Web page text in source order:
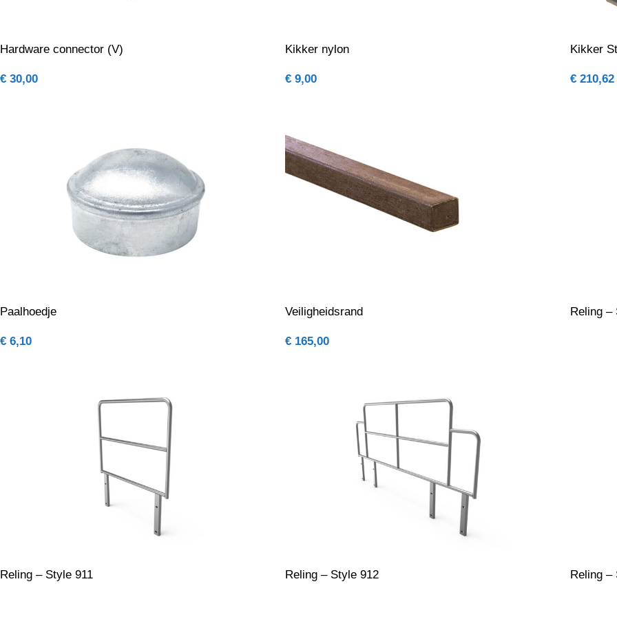
Hardware connector (V)
€ 30,00
Kikker nylon
€ 9,00
Kikker
€ 210,62
Paalhoedje
€ 6,10
Veiligheidsrand
€ 165,00
Reling –
Reling – Style 911 Reling – Style 912 Reling –